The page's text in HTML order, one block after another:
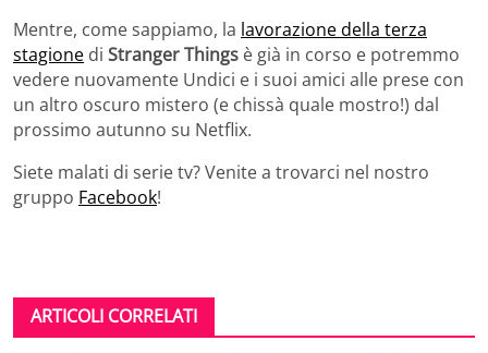
Mentre, come sappiamo, la lavorazione della terza
stagione di Stranger Things è già in corso e potremmo
vedere nuovamente Undici e i suoi amici alle prese con
un altro oscuro mistero (e chissà quale mostro!) dal
prossimo autunno su Netflix.
Siete malati di serie tv? Venite a trovarci nel nostro
gruppo Facebook!
ARTICOLI CORRELATI